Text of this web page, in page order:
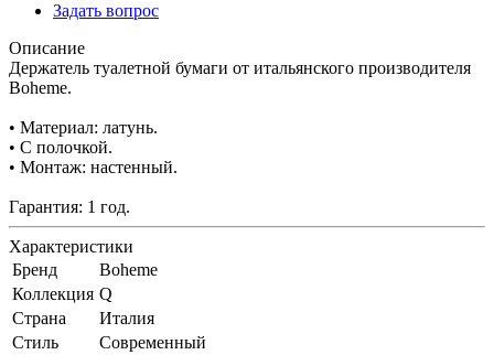
Задать вопрос
Описание
Держатель туалетной бумаги от итальянского производителя
Boheme.
• Материал: латунь.
• С полочкой.
• Монтаж: настенный.
Гарантия: 1 год.
Характеристики
Бренд
Boheme
Коллекция Q
Страна
Италия
Стиль
Современный